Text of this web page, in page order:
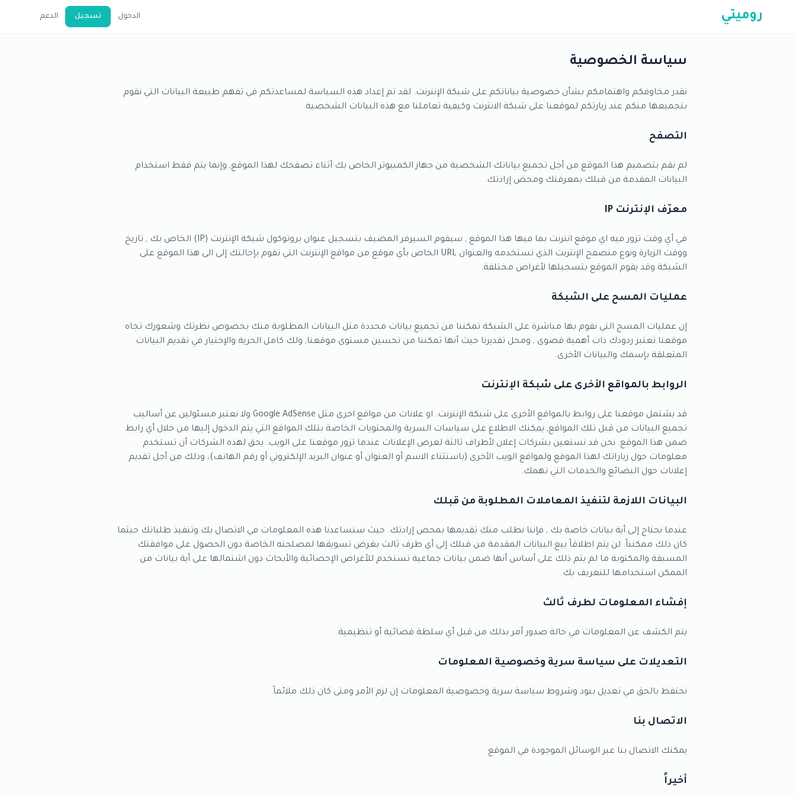
روميتي الدخول تسجيل الدعم
سياسة الخصوصية
نقدر مخاوفكم واهتمامكم بشأن خصوصية بياناتكم على شبكة الإنترنت. لقد تم إعداد هذه السياسة لمساعدتكم في تفهم طبيعة البيانات التي نقوم
بتجميعها منكم عند زيارتكم لموقعنا على شبكة الانترنت وكيفية تعاملنا مع هذه البيانات الشخصية.
التصفح
لم نقم بتصميم هذا الموقع من أجل تجميع بياناتك الشخصية من جهاز الكمبيوتر الخاص بك أثناء تصفحك لهذا الموقع, وإنما يتم فقط استخدام
البيانات المقدمة من قبلك بمعرفتك ومحض إرادتك.
معرّف الإنترنت IP
في أي وقت تزور فيه اي موقع انترنت بما فيها هذا الموقع , سيقوم السيرفر المضيف بتسجيل عنوان بروتوكول شبكة الإنترنت (IP) الخاص بك , تاريخ
ووقت الزيارة ونوع متصفح الإنترنت الذي تستخدمه والعنوان URL الخاص بأي موقع من مواقع الإنترنت التي تقوم بإحالتك إلى الى هذا الموقع على
الشبكة وقد يقوم الموقع بتسجيلها لأغراض مختلفة.
عمليات المسح على الشبكة
إن عمليات المسح التي نقوم بها مباشرة على الشبكة تمكننا من تجميع بيانات محددة مثل البيانات المطلوبة منك بخصوص نظرتك وشعورك تجاه
موقعنا.تعتبر ردودك ذات أهمية قصوى , ومحل تقديرنا حيث أنها تمكننا من تحسين مستوى موقعنا, ولك كامل الحرية والإختيار في تقديم البيانات
المتعلقة بإسمك والبيانات الأخرى.
الروابط بالمواقع الأخرى على شبكة الإنترنت
قد يشتمل موقعنا على روابط بالمواقع الأخرى على شبكة الإنترنت. او علانات من مواقع اخرى مثل Google AdSense ولا نعتبر مسئولين عن أساليب
تجميع البيانات من قبل تلك المواقع, يمكنك الاطلاع على سياسات السرية والمحتويات الخاصة بتلك المواقع التي يتم الدخول إليها من خلال أي رابط
ضمن هذا الموقع. نحن قد نستعين بشركات إعلان لأطراف ثالثة لعرض الإعلانات عندما تزور موقعنا على الويب. يحق لهذه الشركات أن تستخدم
معلومات حول زياراتك لهذا الموقع ولمواقع الويب الأخرى (باستثناء الاسم أو العنوان أو عنوان البريد الإلكتروني أو رقم الهاتف)، وذلك من أجل تقديم
إعلانات حول البضائع والخدمات التي تهمك.
البيانات اللازمة لتنفيذ المعاملات المطلوبة من قبلك
عندما نحتاج إلى أية بيانات خاصة بك , فإننا نطلب منك تقديمها بمحض إرادتك. حيث ستساعدنا هذه المعلومات في الاتصال بك وتنفيذ طلباتك حيثما
كان ذلك ممكنناً. لن يتم اطلاقاً بيع البيانات المقدمة من قبلك إلى أي طرف ثالث بغرض تسويقها لمصلحته الخاصة دون الحصول على موافقتك
المسبقة والمكتوبة ما لم يتم ذلك على أساس أنها ضمن بيانات جماعية تستخدم للأغراض الإحصائية والأبحاث دون اشتمالها على أية بيانات من
الممكن استخدامها للتعريف بك.
إفشاء المعلومات لطرف ثالث
يتم الكشف عن المعلومات في حالة صدور أمر بذلك من قبل أي سلطة قضائية أو تنظيمية.
التعديلات على سياسة سرية وخصوصية المعلومات
نحتفظ بالحق في تعديل بنود وشروط سياسة سرية وخصوصية المعلومات إن لزم الأمر ومتى كان ذلك ملائماً.
الاتصال بنا
يمكنك الاتصال بنا عبر الوسائل الموجودة في الموقع
أخيراً